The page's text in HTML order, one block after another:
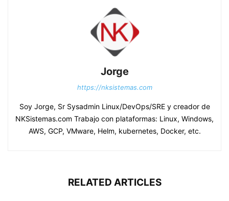
Jorge
https://nksistemas.com
Soy Jorge, Sr Sysadmin Linux/DevOps/SRE y creador de
NKSistemas.com Trabajo con plataformas: Linux, Windows,
AWS, GCP, VMware, Helm, kubernetes, Docker, etc.
RELATED ARTICLES